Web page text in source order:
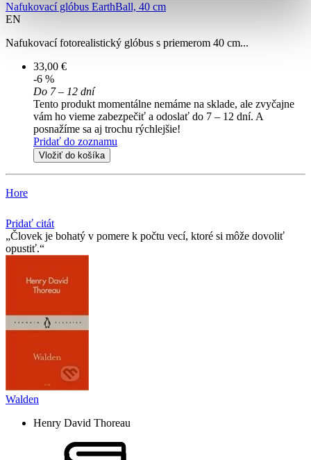
Nafukovací glóbus EarthBall, 40 cm
EN
Nafukovací fotorealistický glóbus s priemerom 40 cm...
33,00 €
-6 %
Do 7 – 12 dní
Tento produkt momentálne nemáme na sklade, ale zvyčajne
vám ho vieme zabezpečiť a odoslať do 7 – 12 dní. A
posnažíme sa aj trochu rýchlejšie!
Pridať do zoznamu
Vložiť do košíka
Hore
Pridať citát
Človek je bohatý v pomere k počtu vecí, ktoré si môže dovoliť
opustiť.
Walden
Henry David Thoreau